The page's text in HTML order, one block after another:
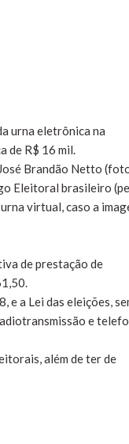
urna eletrônica na
de R$ 16 mil.
Brandão Netto
Eleitoral brasileiro
virtual, caso a
de prestação de
e a Lei das eleições,
e
além de ter de